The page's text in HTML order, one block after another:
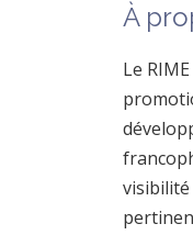
À
Le
visibilité